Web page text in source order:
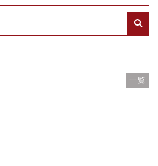
一覧